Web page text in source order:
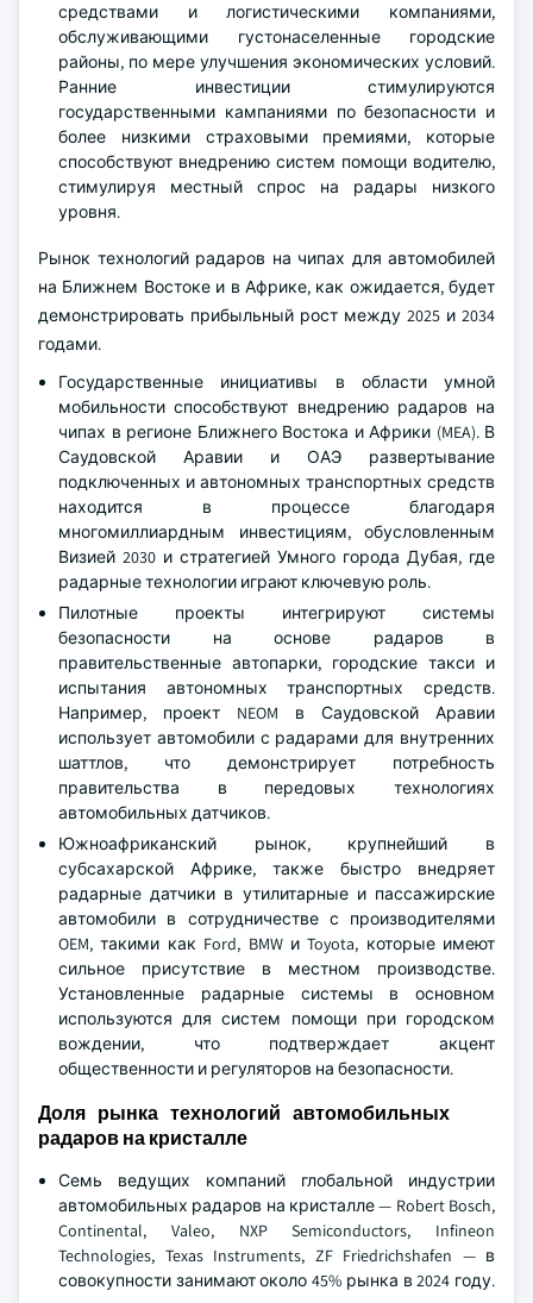
средствами и логистическими компаниями,
обслуживающими густонаселенные городские
районы, по мере улучшения экономических условий.
Ранние инвестиции стимулируются
государственными кампаниями по безопасности и
более низкими страховыми премиями, которые
способствуют внедрению систем помощи водителю,
стимулируя местный спрос на радары низкого
уровня.
Рынок технологий радаров на чипах для автомобилей
на Ближнем Востоке и в Африке, как ожидается, будет
демонстрировать прибыльный рост между 2025 и 2034
годами.
Государственные инициативы в области умной
мобильности способствуют внедрению радаров на
чипах в регионе Ближнего Востока и Африки (MEA). В
Саудовской Аравии и ОАЭ развертывание
подключенных и автономных транспортных средств
находится в процессе благодаря
многомиллиардным инвестициям, обусловленным
Визией 2030 и стратегией Умного города Дубая, где
радарные технологии играют ключевую роль.
Пилотные проекты интегрируют системы
безопасности на основе радаров в
правительственные автопарки, городские такси и
испытания автономных транспортных средств.
Например, проект NEOM в Саудовской Аравии
использует автомобили с радарами для внутренних
шаттлов, что демонстрирует потребность
правительства в передовых технологиях
автомобильных датчиков.
Южноафриканский рынок, крупнейший в
субсахарской Африке, также быстро внедряет
радарные датчики в утилитарные и пассажирские
автомобили в сотрудничестве с производителями
OEM, такими как Ford, BMW и Toyota, которые имеют
сильное присутствие в местном производстве.
Установленные радарные системы в основном
используются для систем помощи при городском
вождении, что подтверждает акцент
общественности и регуляторов на безопасности.
Доля рынка технологий автомобильных
радаров на кристалле
Семь ведущих компаний глобальной индустрии
автомобильных радаров на кристалле — Robert Bosch,
Continental, Valeo, NXP Semiconductors, Infineon
Technologies, Texas Instruments, ZF Friedrichshafen — в
совокупности занимают около 45% рынка в 2024 году.